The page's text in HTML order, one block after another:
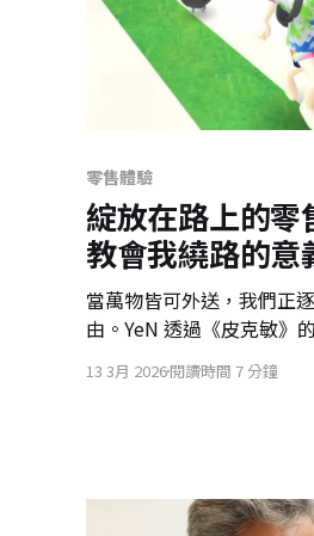
零售體驗
綻放在路上的零
教會我繞路的意
當萬物皆可外送，我們正
由。YeN 透過《皮克敏》
售業的到店理由：為什麼
甘情願多花二十分鐘？本
13 3月 2026閱讀時間 7 分鐘